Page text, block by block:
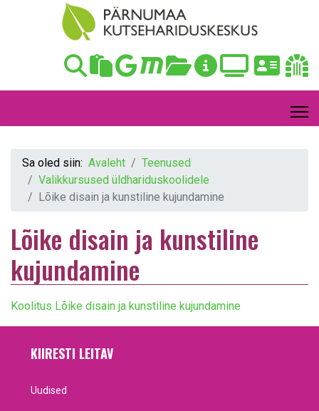
Sa oled siin: Avaleht
Teenused
Valikkursused üldhariduskoolidele
Lõike disain ja kunstiline kujundamine
Lõike disain ja kunstiline
kujundamine
Koolitus Lõike disain ja kunstiline kujundamine
KIIRESTI LEITAV
Uudised